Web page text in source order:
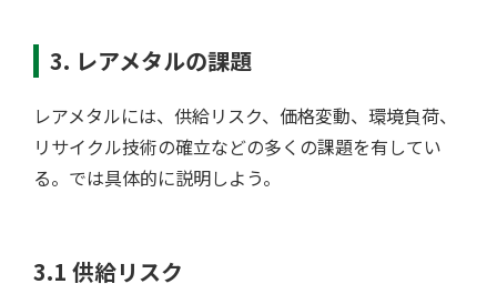
3. レアメタルの課題
レアメタルには、供給リスク、価格変動、環境負荷、
リサイクル技術の確立などの多くの課題を有してい
る。では具体的に説明しよう。
3.1 供給リスク